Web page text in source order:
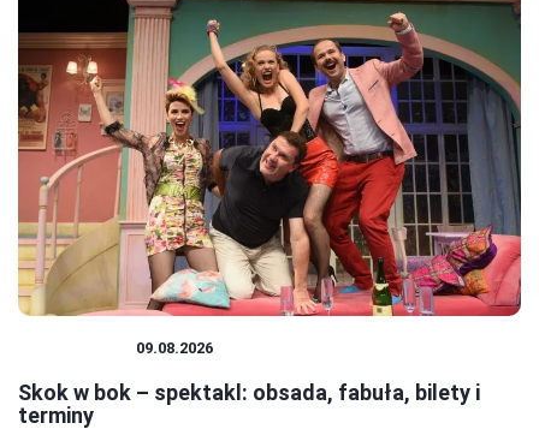
09.08.2026
Skok w bok – spektakl: obsada, fabuła, bilety i
terminy